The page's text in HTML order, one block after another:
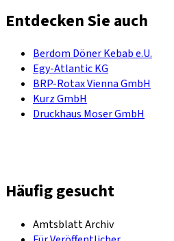
Entdecken Sie auch
Berdom Döner Kebab e.U.
Egy-Atlantic KG
BRP-Rotax Vienna GmbH
Kurz GmbH
Druckhaus Moser GmbH
Häufig gesucht
Amtsblatt Archiv